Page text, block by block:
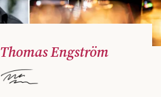
Thomas Engström